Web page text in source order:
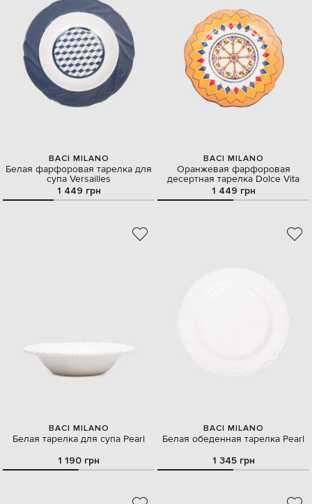
BACI MILANO
Белая фарфоровая тарелка для
супа Versailles
1 449 грн
BACI MILANO
Оранжевая фарфоровая
десертная тарелка Dolce Vita
1 449 грн
BACI MILANO
Белая тарелка для супа Pearl
1 190 грн
BACI MILANO
Белая обеденная тарелка Pearl
1 345 грн